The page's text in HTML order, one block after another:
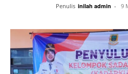
Penulis inilah admin - 9